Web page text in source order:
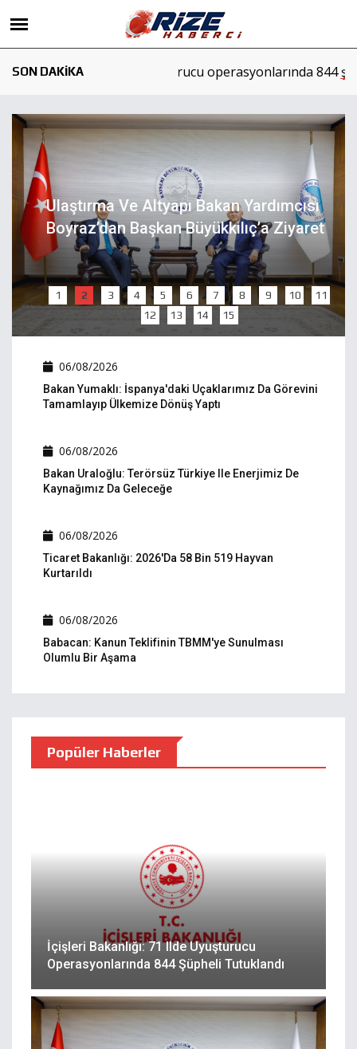
SON DAKİKA
71 ilde uyuşturucu operasyonlarında 844 şüpheli
Ulaştırma Ve Altyapı Bakan Yardımcısı
Boyraz’dan Başkan Büyükkılıç’a Ziyaret
1 2 3 4 5 6 7 8 9 10
11
12
13 14 15
06/08/2026
Bakan Yumaklı: İspanya'daki Uçaklarımız Da Görevini
Tamamlayıp Ülkemize Dönüş Yaptı
06/08/2026
Bakan Uraloğlu: Terörsüz Türkiye Ile Enerjimiz De
Kaynağımız Da Geleceğe
06/08/2026
Ticaret Bakanlığı: 2026'da 58 Bin 519 Hayvan
Kurtarıldı
06/08/2026
Babacan: Kanun Teklifinin TBMM'ye Sunulması
Olumlu Bir Aşama
Popüler Haberler
İçişleri Bakanlığı: 71 Ilde Uyuşturucu
Operasyonlarında 844 Şüpheli Tutuklandı